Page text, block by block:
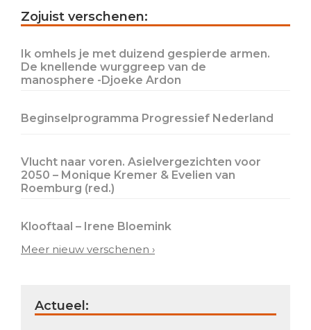
Primary
Zojuist verschenen:
Ik omhels je met duizend gespierde armen.
De knellende wurggreep van de
manosphere -Djoeke Ardon
Beginselprogramma Progressief Nederland
Vlucht naar voren. Asielvergezichten voor
2050 – Monique Kremer & Evelien van
Roemburg (red.)
Klooftaal – Irene Bloemink
Meer nieuw verschenen ›
Actueel: